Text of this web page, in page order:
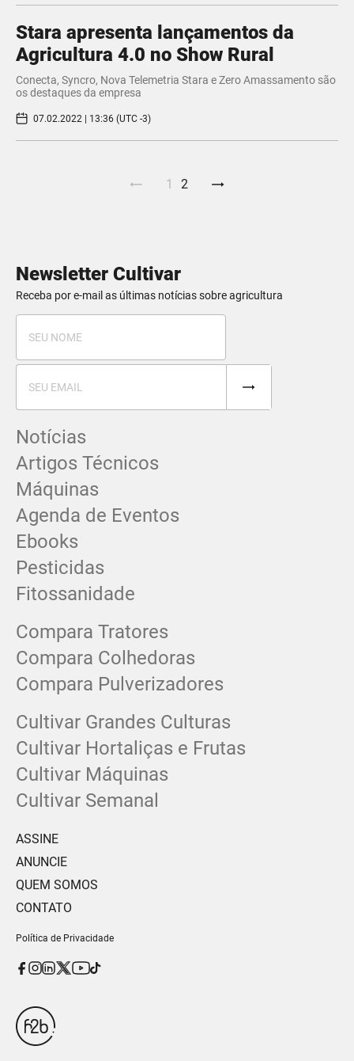
Stara apresenta lançamentos da
Agricultura 4.0 no Show Rural
Conecta, Syncro, Nova Telemetria Stara e Zero Amassamento são
os destaques da empresa
07.02.2022 | 13:36 (UTC -3)
1 2
Newsletter Cultivar
Receba por e-mail as últimas notícias sobre agricultura
Notícias
Artigos Técnicos
Máquinas
Agenda de Eventos
Ebooks
Pesticidas
Fitossanidade
Compara Tratores
Compara Colhedoras
Compara Pulverizadores
Cultivar Grandes Culturas
Cultivar Hortaliças e Frutas
Cultivar Máquinas
Cultivar Semanal
ASSINE
ANUNCIE
QUEM SOMOS
CONTATO
Política de Privacidade